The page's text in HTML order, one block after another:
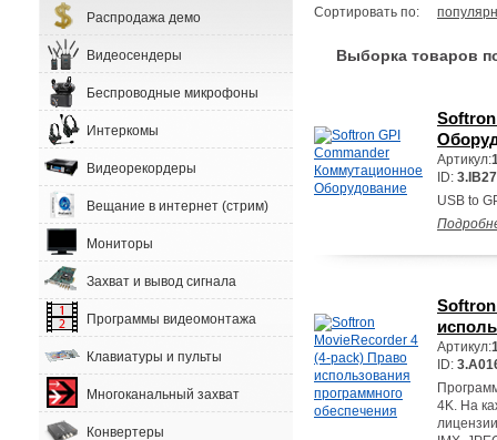
Распродажа демо
Видеосендеры
Беспроводные микрофоны
Интеркомы
Видеорекордеры
Вещание в интернет (стрим)
Мониторы
Захват и вывод сигнала
Программы видеомонтажа
Клавиатуры и пульты
Многоканальный захват
Конвертеры
Сортировать по:
Выборка товаров
Артикул:
ID: 3.IB27
USB to
Артикул:
ID:
4K. На